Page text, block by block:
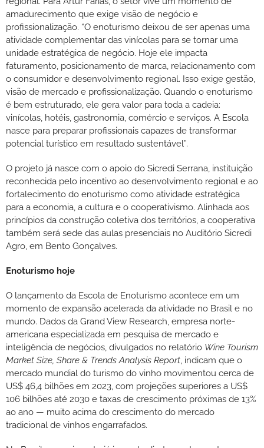
amadurecimento que exige visão de negócio e
profissionalização. “O enoturismo deixou de ser apenas uma
atividade complementar das vinícolas para se tornar uma
unidade estratégica de negócio. Hoje ele impacta
faturamento, posicionamento de marca, relacionamento com
o consumidor e desenvolvimento regional. Isso exige gestão,
visão de mercado e profissionalização. Quando o enoturismo
é bem estruturado, ele gera valor para toda a cadeia:
vinícolas, hotéis, gastronomia, comércio e serviços. A Escola
nasce para preparar profissionais capazes de transformar
potencial turístico em resultado sustentável”.
O projeto já nasce com o apoio do Sicredi Serrana, instituição
reconhecida pelo incentivo ao desenvolvimento regional e ao
fortalecimento do enoturismo como atividade estratégica
para a economia, a cultura e o cooperativismo. Alinhada aos
princípios da construção coletiva dos territórios, a cooperativa
também será sede das aulas presenciais no Auditório Sicredi
Agro, em Bento Gonçalves.
Enoturismo hoje
O lançamento da Escola de Enoturismo acontece em um
momento de expansão acelerada da atividade no Brasil e no
mundo. Dados da Grand View Research, empresa norte-
americana especializada em pesquisa de mercado e
inteligência de negócios, divulgados no relatório Wine Tourism
Market Size, Share & Trends Analysis Report , indicam que o
mercado mundial do turismo do vinho movimentou cerca de
US$ 46,4 bilhões em 2023, com projeções superiores a US$
106 bilhões até 2030 e taxas de crescimento próximas de 13%
ao ano — muito acima do crescimento do mercado
tradicional de vinhos engarrafados.